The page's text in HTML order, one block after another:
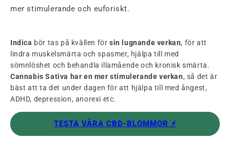
mer stimulerande och euforiskt.
Indica bör tas på kvällen försin lugnande verkan, för att
lindra muskelsmärta och spasmer, hjälpa till med
sömnlöshet och behandla illamående och kronisk smärta.
Cannabis Sativa har en mer stimulerande verkan, så det är
bäst att ta det under dagen för att hjälpa till med ångest,
ADHD, depression, anorexi etc.
TESTA VÅRA CBD-BLOMMOR ⚡️